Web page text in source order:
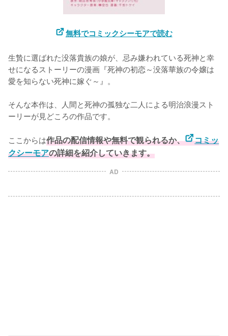
無料でコミックシーモアで読む
生贄に選ばれた没落貴族の娘が、忌み嫌われている死神と幸
せになるストーリーの漫画『死神の初恋～没落華族の令嬢は
愛を知らない死神に嫁ぐ～』。
そんな本作は、人間と死神の孤独な二人による明治浪漫スト
ーリーが見どころの作品です。
ここからは作品の配信情報や無料で観られるか、
コミッ
クシーモアの詳細を紹介していきます。
AD